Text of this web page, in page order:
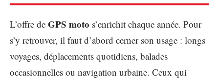
L’offre de GPS moto s’enrichit chaque année. Pour
s’y retrouver, il faut d’abord cerner son usage : longs
voyages, déplacements quotidiens, balades
occasionnelles ou navigation urbaine. Ceux qui